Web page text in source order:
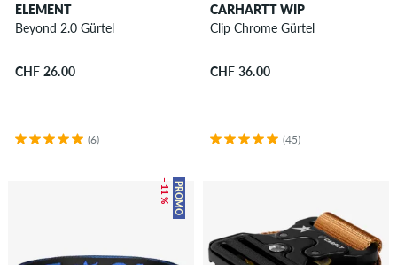
ELEMENT
Beyond 2.0 Gürtel
CHF 26.00
(6)
CARHARTT WIP
Clip Chrome Gürtel
CHF 36.00
(45)
PROMO
– 11 %